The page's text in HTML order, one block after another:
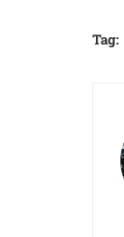
Tag: